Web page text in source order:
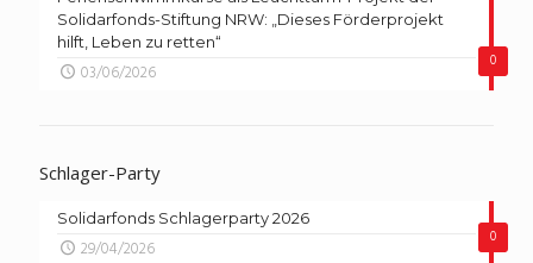
0
Solidarfonds-Stiftung NRW: „Dieses Förderprojekt
hilft, Leben zu retten“
03/06/2026
Schlager-Party
0
Solidarfonds Schlagerparty 2026
29/04/2026